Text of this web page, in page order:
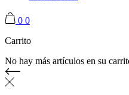
0 0
Carrito
No hay más artículos en su